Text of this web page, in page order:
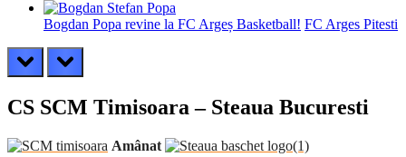
Bogdan Popa revine la FC Argeș Basketball! FC Arges Pitesti
prev next
CS SCM Timisoara – Steaua Bucuresti
Amânat